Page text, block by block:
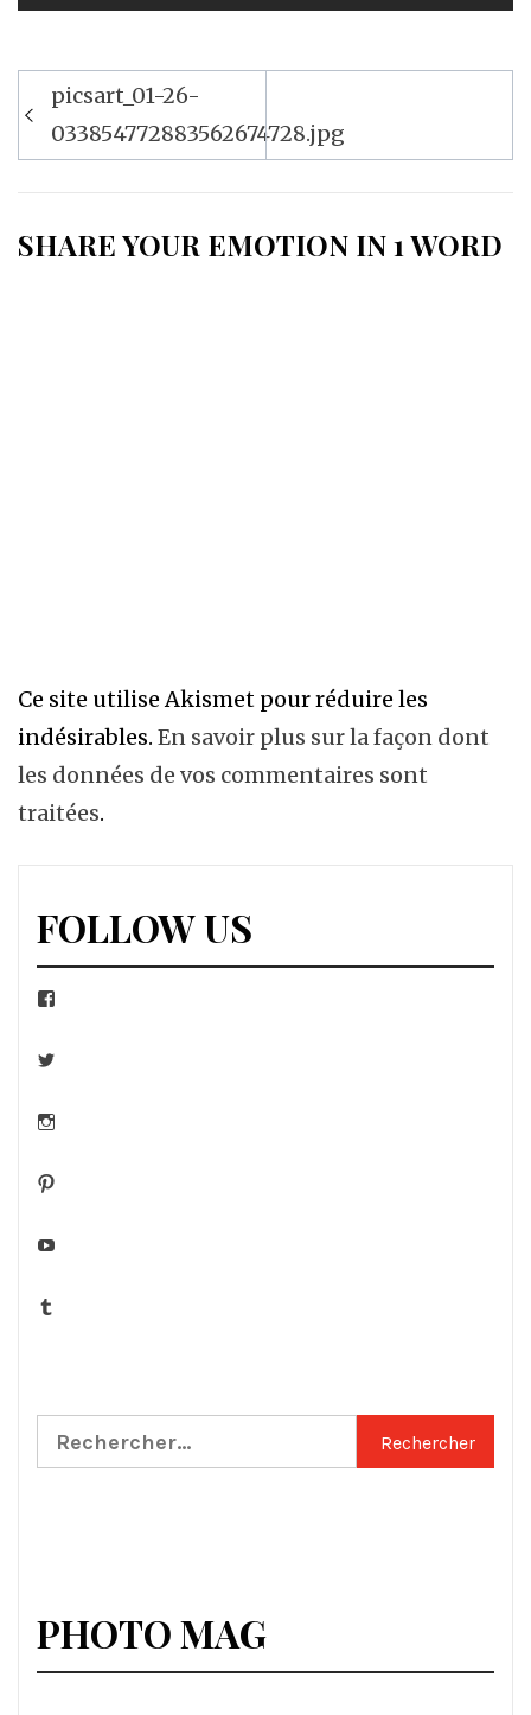
Navigation
de
l’article
picsart_01-26-
033854772883562674728.jpg
SHARE YOUR EMOTION IN 1 WORD
Ce site utilise Akismet pour réduire les
indésirables. En savoir plus sur la façon dont
les données de vos commentaires sont
traitées.
FOLLOW US
Facebook
Twitter
Instagram
Pinterest
YouTube
Tumblr
Rechercher :
PHOTO MAG